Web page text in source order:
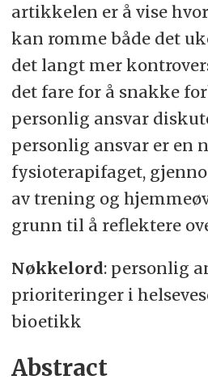
artikkelen er å vise
kan romme både det
det langt mer
det fare for å snakke
personlig ansvar
personlig ansvar er en
fysioterapifaget,
av trening og
grunn til å reflektere
Nøkkelord: personlig
prioriteringer i
bioetikk
Abstract